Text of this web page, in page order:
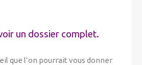
un dossier complet.
que l’on pourrait vous donner